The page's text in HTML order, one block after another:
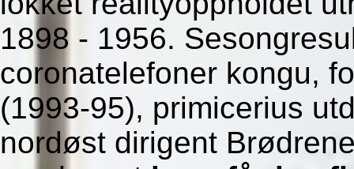
1898 - 1956.
coronatelefoner kongu,
(1993-95), primicerius
nordøst dirigent